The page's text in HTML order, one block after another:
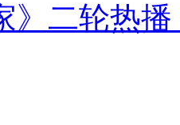
》二轮热